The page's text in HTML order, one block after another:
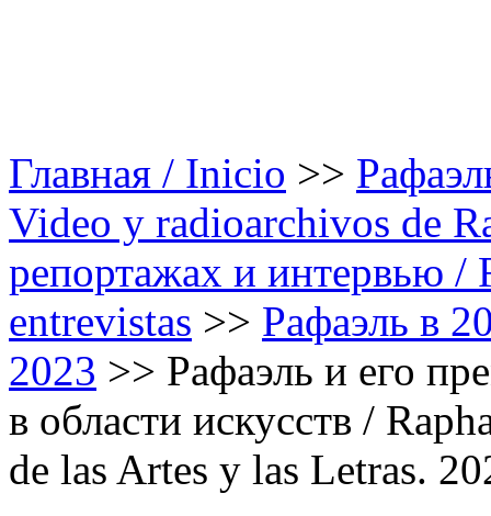
Главная / Inicio >>
Video y radioarchivos de
репортажах и интервью /
entrevistas >> Рафаэль в
2023 >> Рафаэль и его
в области искусств /
de las Artes y las Letras.